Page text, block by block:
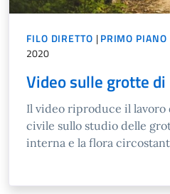
FILO DIRETTO |PRIMO PIANO
2020
Video sulle grotte di
Il video riproduce il lavoro
civile sullo studio delle
interna e la flora